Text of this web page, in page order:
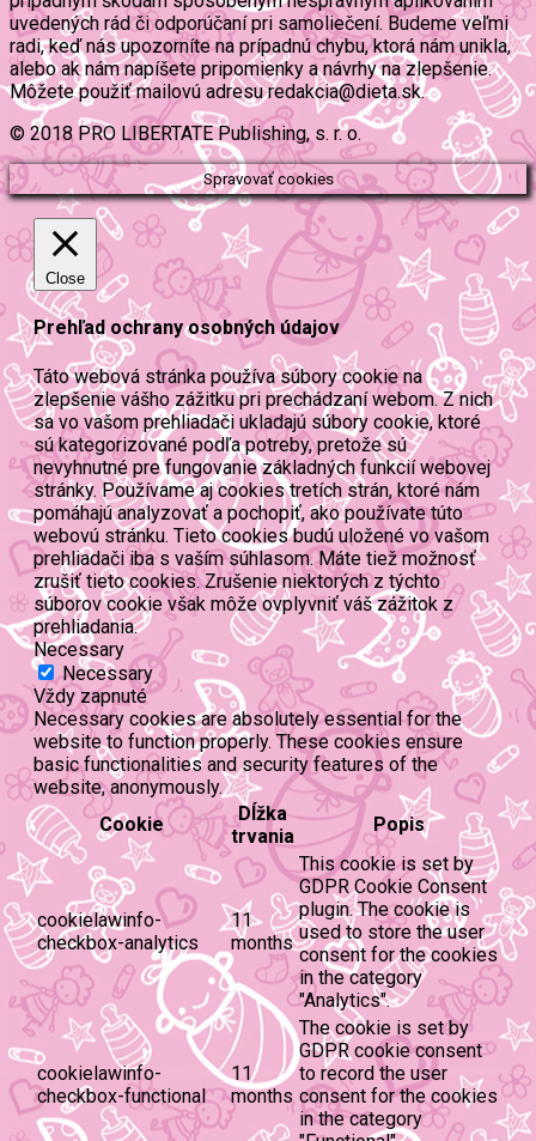
uvedených rád či odporúčaní pri samoliečení. Budeme veľmi
radi, keď nás upozorníte na prípadnú chybu, ktorá nám unikla,
alebo ak nám napíšete pripomienky a návrhy na zlepšenie.
Môžete použiť mailovú adresu redakcia@dieta.sk.
© 2018 PRO LIBERTATE Publishing, s. r. o.
Spravovať cookies
Close
Prehľad ochrany osobných údajov
Táto webová stránka používa súbory cookie na
zlepšenie vášho zážitku pri prechádzaní webom. Z nich
sa vo vašom prehliadači ukladajú súbory cookie, ktoré
sú kategorizované podľa potreby, pretože sú
nevyhnutné pre fungovanie základných funkcií webovej
stránky. Používame aj cookies tretích strán, ktoré nám
pomáhajú analyzovať a pochopiť, ako používate túto
webovú stránku. Tieto cookies budú uložené vo vašom
prehliadači iba s vaším súhlasom. Máte tiež možnosť
zrušiť tieto cookies. Zrušenie niektorých z týchto
súborov cookie však môže ovplyvniť váš zážitok z
prehliadania.
Necessary
Necessary
Vždy zapnuté
Necessary cookies are absolutely essential for the
website to function properly. These cookies ensure
basic functionalities and security features of the
website, anonymously.
Cookie
Dĺžka
trvania
Popis
cookielawinfo-
checkbox-analytics
11
months
This cookie is set by
GDPR Cookie Consent
plugin. The cookie is
used to store the user
consent for the cookies
in the category
"Analytics".
cookielawinfo-
checkbox-functional
11
months
The cookie is set by
GDPR cookie consent
to record the user
consent for the cookies
in the category